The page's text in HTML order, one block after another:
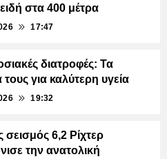
στα 400 μέτρα
17:47
διατροφές: Τα
τους για καλύτερη υγεία
19:32
σεισμός 6,2 Ρίχτερ
την ανατολική